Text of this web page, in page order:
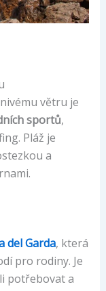
větru je
sportů,
Pláž je
a
del Garda, která
pro rodiny. Je
potřebovat a